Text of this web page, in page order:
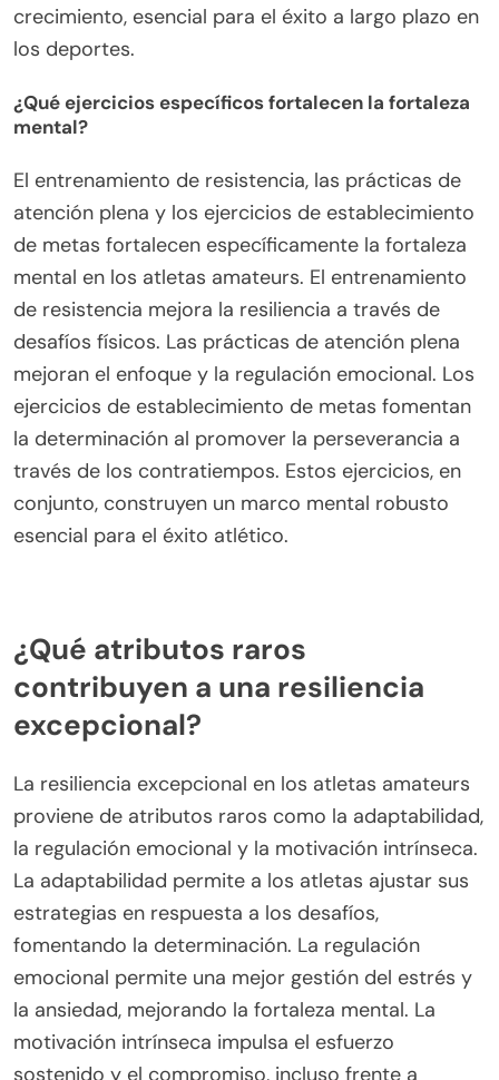
manera más efectiva. Los mentores infunden
confianza, que es un atributo único que fortalece la
atletas con mentores exhiben mejores
frente a los contratiempos. Esta red de apoyo, en
última instancia, cultiva una mentalidad de
crecimiento, esencial para el éxito a largo plazo en
los deportes.
¿Qué ejercicios específicos fortalecen la fortaleza
mental?
El entrenamiento de resistencia, las prácticas de
atención plena y los ejercicios de establecimiento
de metas fortalecen específicamente la fortaleza
mental en los atletas amateurs. El entrenamiento
de resistencia mejora la resiliencia a través de
ejercicios de establecimiento de metas fomentan
la determinación al promover la perseverancia a
través de los contratiempos. Estos ejercicios, en
conjunto, construyen un marco mental robusto